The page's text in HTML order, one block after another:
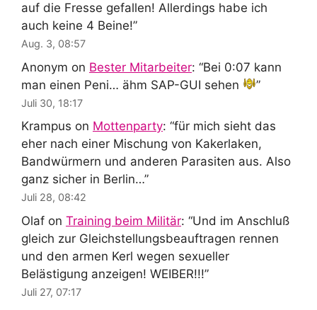
auf die Fresse gefallen! Allerdings habe ich
auch keine 4 Beine!”
Aug. 3, 08:57
Anonym on Bester Mitarbeiter: “Bei 0:07 kann
man einen Peni… ähm SAP-GUI sehen
”
Juli 30, 18:17
Krampus on Mottenparty: “für mich sieht das
eher nach einer Mischung von Kakerlaken,
Bandwürmern und anderen Parasiten aus. Also
ganz sicher in Berlin…”
Juli 28, 08:42
Olaf on Training beim Militär: “Und im Anschluß
gleich zur Gleichstellungsbeauftragen rennen
und den armen Kerl wegen sexueller
Belästigung anzeigen! WEIBER!!!”
Juli 27, 07:17